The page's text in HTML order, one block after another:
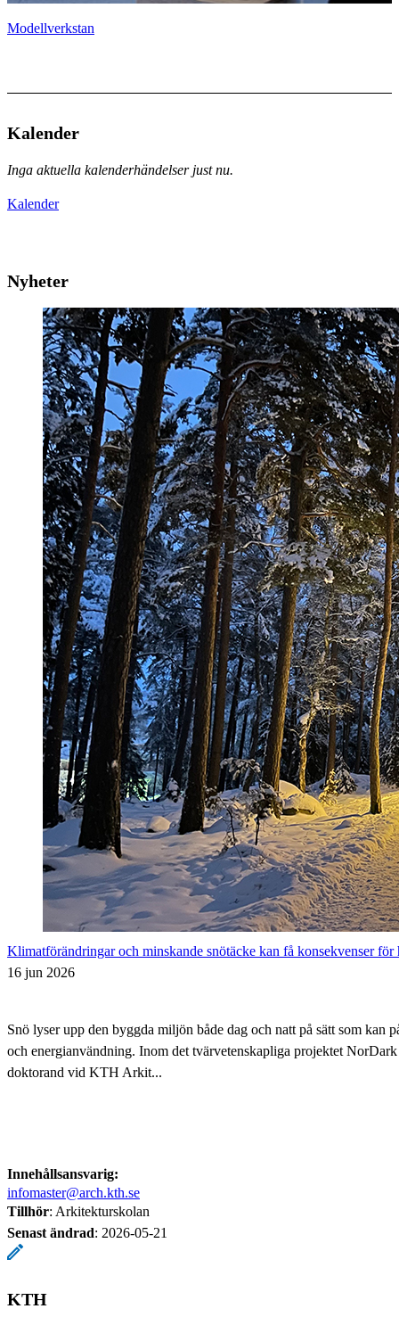
Modellverkstan
Kalender
Inga aktuella kalenderhändelser just nu.
Kalender
Nyheter
Klimatförändringar och minskande snötäcke kan få konsekvenser för
16 jun 2026
Snö lyser upp den byggda miljön både dag och natt på sätt som kan
och energianvändning. ​Inom det tvärvetenskapliga projektet
doktorand vid KTH Arkit...
Innehållsansvarig:
infomaster@arch.kth.se
Tillhör: Arkitekturskolan
Senast ändrad: 2026-05-21
KTH